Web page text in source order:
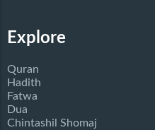
Explore
Quran
Hadith
Fatwa
Dua
Chintashil Shomaj